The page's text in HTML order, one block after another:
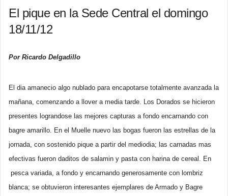
El pique en la Sede Central el domingo
18/11/12
Por Ricardo Delgadillo
El dia amanecio algo nublado para encapotarse totalmente avanzada la
mañana, comenzando a llover a media tarde. Los Dorados se hicieron
presentes lograndose las mejores capturas a fondo encarnando con
bagre amarillo. En el Muelle nuevo las bogas fueron las estrellas de la
jornada, con sostenido pique a partir del mediodia; las carnadas mas
efectivas fueron daditos de salamin y pasta con harina de cereal. En
pesca variada, a fondo y encarnando generosamente con lombriz
blanca; se obtuvieron interesantes ejemplares de Armado y Bagre